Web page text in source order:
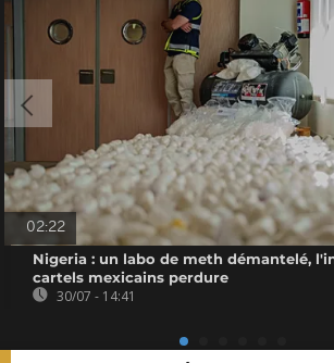
02:22
Nigeria : un labo de meth démantelé,
cartels mexicains perdure
30/07 - 14:41